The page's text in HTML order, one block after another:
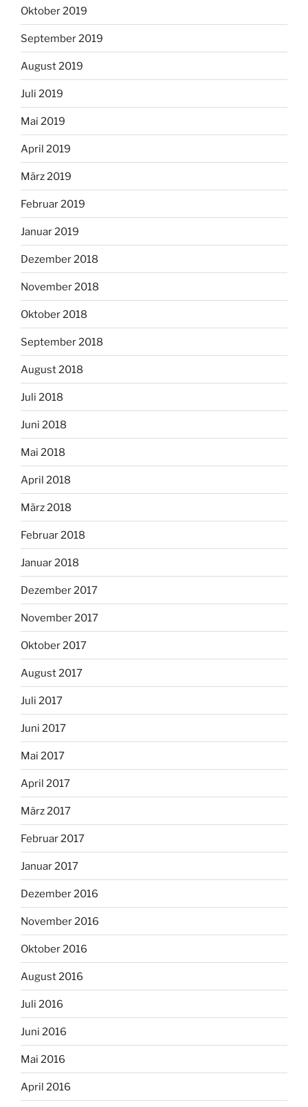
Oktober 2019
September 2019
August 2019
Juli 2019
Mai 2019
April 2019
März 2019
Februar 2019
Januar 2019
Dezember 2018
November 2018
Oktober 2018
September 2018
August 2018
Juli 2018
Juni 2018
Mai 2018
April 2018
März 2018
Februar 2018
Januar 2018
Dezember 2017
November 2017
Oktober 2017
August 2017
Juli 2017
Juni 2017
Mai 2017
April 2017
März 2017
Februar 2017
Januar 2017
Dezember 2016
November 2016
Oktober 2016
August 2016
Juli 2016
Juni 2016
Mai 2016
April 2016